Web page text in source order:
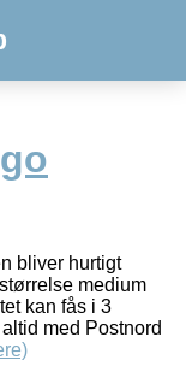
bliver hurtigt
medium
kan fås i 3
med Postnord